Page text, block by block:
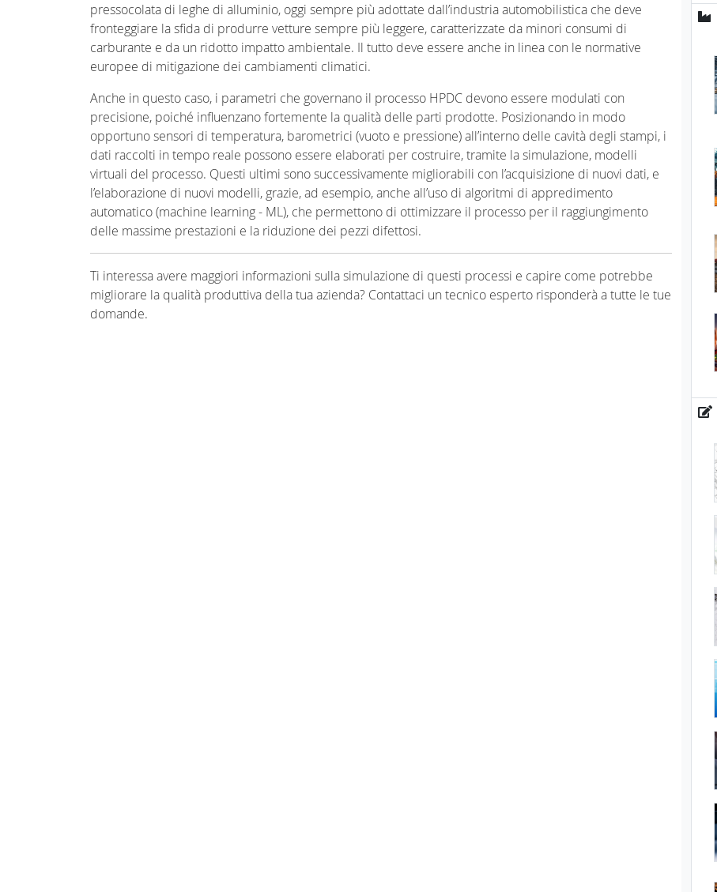
pressocolata di leghe di alluminio, oggi sempre più adottate dall’industria automobilistica che deve
fronteggiare la sfida di produrre vetture sempre più leggere, caratterizzate da minori consumi di
carburante e da un ridotto impatto ambientale. Il tutto deve essere anche in linea con le normative
europee di mitigazione dei cambiamenti climatici.
Anche in questo caso, i parametri che governano il processo HPDC devono essere modulati con
precisione, poiché influenzano fortemente la qualità delle parti prodotte. Posizionando in modo
opportuno sensori di temperatura, barometrici (vuoto e pressione) all’interno delle cavità degli stampi, i
dati raccolti in tempo reale possono essere elaborati per costruire, tramite la simulazione, modelli
virtuali del processo. Questi ultimi sono successivamente migliorabili con l’acquisizione di nuovi dati, e
l’elaborazione di nuovi modelli, grazie, ad esempio, anche all’uso di algoritmi di appredimento
automatico (machine learning - ML), che permettono di ottimizzare il processo per il raggiungimento
delle massime prestazioni e la riduzione dei pezzi difettosi.
Ti interessa avere maggiori informazioni sulla simulazione di questi processi e capire come potrebbe
migliorare la qualità produttiva della tua azienda? Contattaci un tecnico esperto risponderà a tutte le tue
domande.